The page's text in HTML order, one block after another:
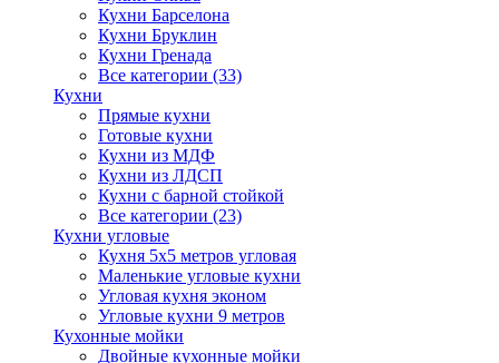
Кухни Барселона
Кухни Бруклин
Кухни Гренада
Все категории (33)
Кухни
Прямые кухни
Готовые кухни
Кухни из МДФ
Кухни из ЛДСП
Кухни с барной стойкой
Все категории (23)
Кухни угловые
Кухня 5х5 метров угловая
Маленькие угловые кухни
Угловая кухня эконом
Угловые кухни 9 метров
Кухонные мойки
Двойные кухонные мойки